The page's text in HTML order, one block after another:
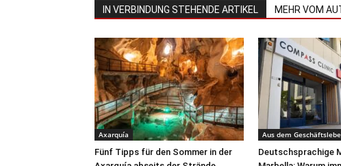
IN VERBINDUNG STEHENDE ARTIKEL MEHR VOM
Axarquía
Fünf Tipps für den Sommer in der
Aus dem
Deutschsprachige